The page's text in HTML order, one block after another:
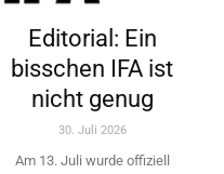
Editorial: Ein
bisschen IFA ist
nicht genug
30. Juli 2026
Am 13. Juli wurde offiziell